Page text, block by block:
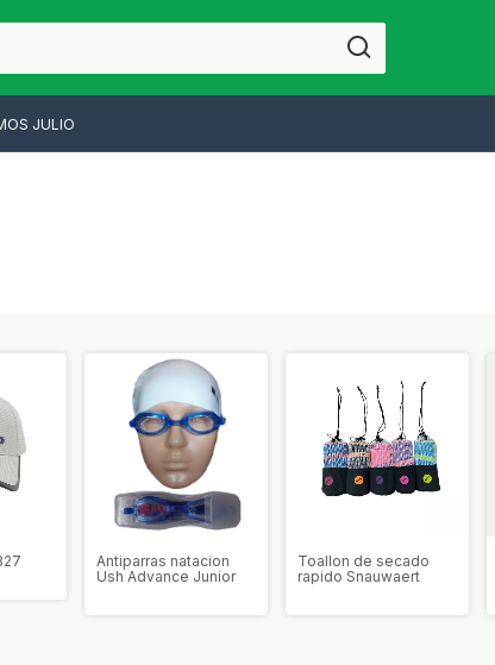
JULIO
Antiparras natacion
Ush Advance Junior
Toallon de secado
rapido Snauwaert